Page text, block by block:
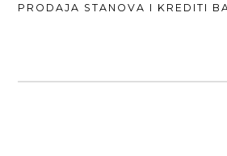
NEXT
PRODAJA STANOVA I KREDITI